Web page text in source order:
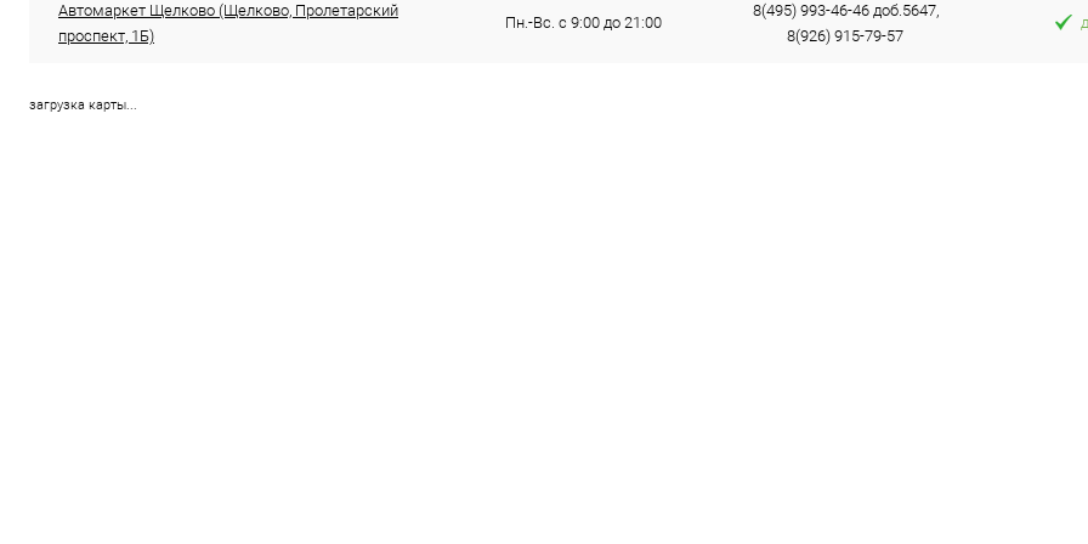
Автомаркет Щелково (Щелково, Пролетарский
проспект, 1Б)
Пн.-Вс. с 9:00 до 21:00
8(495) 993-46-46 доб.5647,
8(926) 915-79-57
загрузка карты...